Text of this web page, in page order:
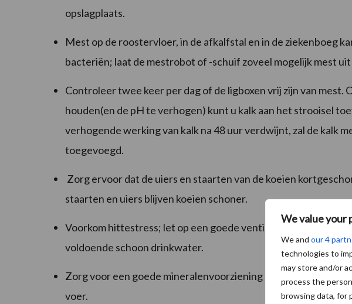
We value your
We and our 4
technologies to
may store and/or
process the
browsing data, for
opslagplaats.
Mest op de roostervloer, in de afkalfstal en in de ziekenboeg
bacteriën; laat de mestrobot of -schuif zoveel mogelijk mest
Controleer twee keer per dag of de ligboxen vrij zijn van mest.
houden(en de pH te verhogen) kunt u kalk aan het strooisel
verhogende werking van kalk na 48 uur verdwijnt, zal de kalk
toegevoegd.
Zorg ervoor dat de uiers en staarten van de koeien
staarten en uiers blijven koeien schoner.
Voorkom hittestress; let op een goede ventilatie van de stal,
voldoende schoon drinkwater.
Zorg voor een goede mineralenvoorziening en houd de koeien
voer.